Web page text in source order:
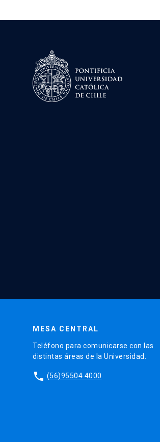
MESA CENTRAL
Teléfono para comunicarse con las
distintas áreas de la Universidad.
phone (56)95504 4000